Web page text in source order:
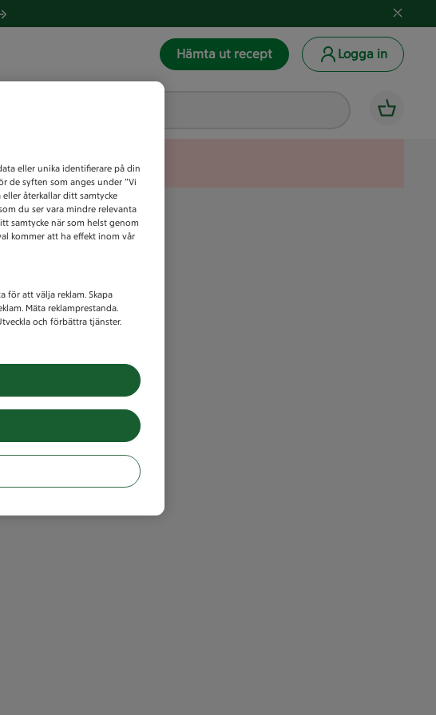
Hämta ut recept Logga in
error
eller unika identifierare på din
de syften som anges under ”Vi
återkallar ditt samtycke
du ser vara mindre relevanta
samtycke när som helst genom
kommer att ha effekt inom vår
för att välja reklam. Skapa
Mäta reklamprestanda.
och förbättra tjänster.